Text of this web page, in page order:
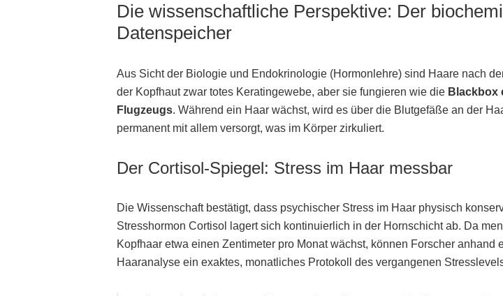
Die wissenschaftliche Perspektive: Der
Datenspeicher
Aus Sicht der Biologie und Endokrinologie (Hormonlehre) sind Haare nach
der Kopfhaut zwar totes Keratingewebe, aber sie fungieren wie die Blackbox
Flugzeugs. Während ein Haar wächst, wird es über die Blutgefäße an der
permanent mit allem versorgt, was im Körper zirkuliert.
Der Cortisol-Spiegel: Stress im Haar messbar
Die Wissenschaft bestätigt, dass psychischer Stress im Haar physisch
Stresshormon Cortisol lagert sich kontinuierlich in der Hornschicht ab. Da
Kopfhaar etwa einen Zentimeter pro Monat wächst, können Forscher anhand
Haaranalyse ein exaktes, monatliches Protokoll des vergangenen